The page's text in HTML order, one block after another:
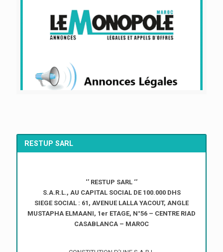
RESTUP SARL
‘’ RESTUP SARL ‘’
S.A.R.L., AU CAPITAL SOCIAL DE 100.000 DHS
SIEGE SOCIAL : 61, AVENUE LALLA YACOUT, ANGLE
MUSTAPHA ELMAANI, 1er ETAGE, N°56 – CENTRE RIAD
CASABLANCA – MAROC